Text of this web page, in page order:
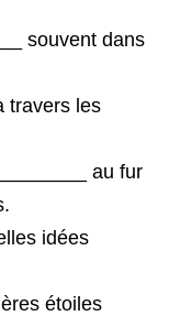
souvent dans
travers les
au fur
idées
étoiles